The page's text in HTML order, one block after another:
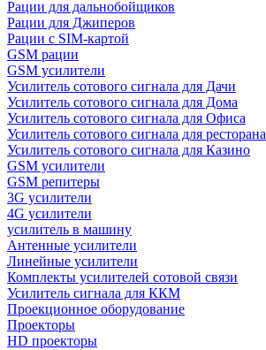
Рации для дальнобойщиков
Рации для Джиперов
Рации с SIM-картой
GSM рации
GSM усилители
Усилитель сотового сигнала для Дачи
Усилитель сотового сигнала для Дома
Усилитель сотового сигнала для Офиса
Усилитель сотового сигнала для ресторана
Усилитель сотового сигнала для Казино
GSM усилители
GSM репитеры
3G усилители
4G усилители
усилитель в машину
Антенные усилители
Линейные усилители
Комплекты усилителей сотовой связи
Усилитель сигнала для ККМ
Проекционное оборудование
Проекторы
HD проекторы